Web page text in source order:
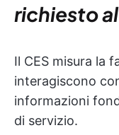
richiesto
Il CES misura la
interagiscono
informazioni
di servizio.